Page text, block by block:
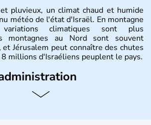
pluvieux, un climat chaud et humide
météo de l'état d'Israël. En montagne
climatiques sont plus
montagnes au Nord sont souvent
Jérusalem peut connaître des chutes
millions d'Israéliens peuplent le pays.
de la partie est de la Méditerranée,